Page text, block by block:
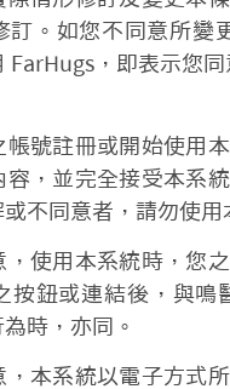
訂。如您不同意所變
FarHugs，即表示您
帳號註冊或開始使用
容，並完全接受本系
不同意者，請勿使用
，使用本系統時，您
按鈕或連結後，與
時，亦同。
，本系統以電子方式